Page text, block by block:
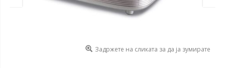
Задржете на сликата за да ја зумирате